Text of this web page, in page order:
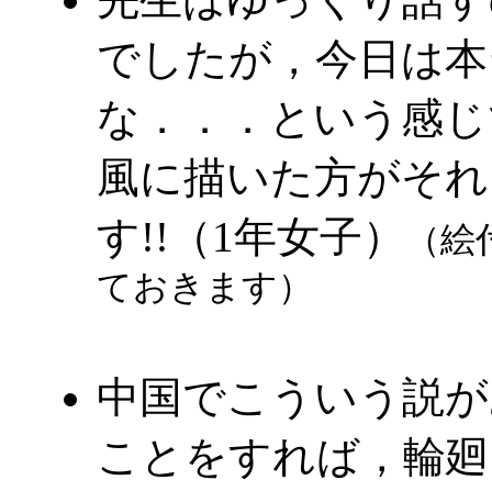
でしたが，今日は
な．．．という感
風に描いた方がそ
す!!（1年女子）
（
ておきます）
中国でこういう説
ことをすれば，輪